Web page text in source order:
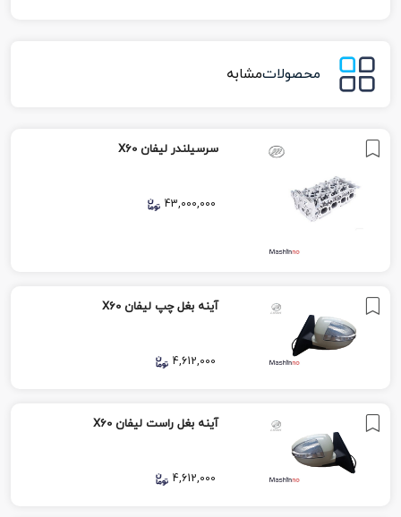
محصولاتمشابه
سرسیلندر لیفان X60
43,000,000
آینه بغل چپ لیفان X60
4,612,000
آینه بغل راست لیفان X60
4,612,000